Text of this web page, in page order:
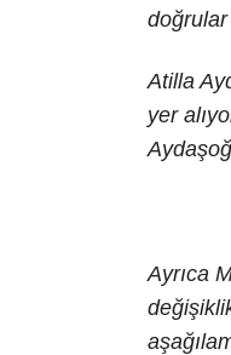
Atilla
yer
Ayrıca